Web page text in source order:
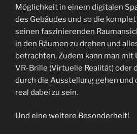
Möglichkeit in einem digitalen
des Gebäudes und so die
seinen faszinierenden
in den Räumen zu drehen und
betrachten. Zudem kann man
VR-Brille (Virtuelle Realität) oder
durch die Ausstellung gehen und
real dabei zu sein.
Und eine weitere Besonderheit!